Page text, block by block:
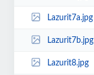
Lazurit7a.jpg
Lazurit7b.jpg
Lazurit8.jpg